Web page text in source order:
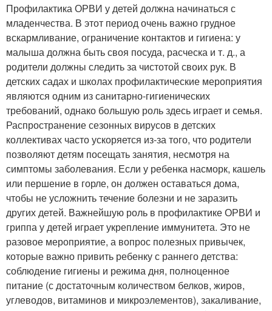
Профилактика ОРВИ у детей должна начинаться с
младенчества. В этот период очень важно грудное
вскармливание, ограничение контактов и гигиена: у
малыша должна быть своя посуда, расческа и т. д., а
родители должны следить за чистотой своих рук. В
детских садах и школах профилактические мероприятия
являются одним из санитарно-гигиенических
требований, однако большую роль здесь играет и семья.
Распространение сезонных вирусов в детских
коллективах часто ускоряется из-за того, что родители
позволяют детям посещать занятия, несмотря на
симптомы заболевания. Если у ребенка насморк, кашель
или першение в горле, он должен оставаться дома,
чтобы не усложнить течение болезни и не заразить
других детей. Важнейшую роль в профилактике ОРВИ и
гриппа у детей играет укрепление иммунитета. Это не
разовое мероприятие, а вопрос полезных привычек,
которые важно привить ребенку с раннего детства:
соблюдение гигиены и режима дня, полноценное
питание (с достаточным количеством белков, жиров,
углеводов, витаминов и микроэлементов), закаливание,